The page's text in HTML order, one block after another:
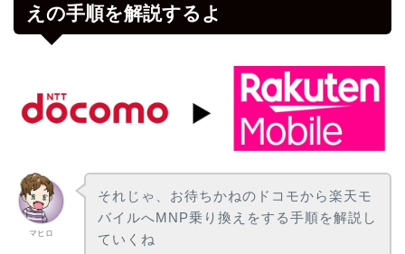
えの手順を解説するよ
マヒロ
それじゃ、お待ちかねのドコモから楽天モ
バイルへMNP乗り換えをする手順を解説し
ていくね